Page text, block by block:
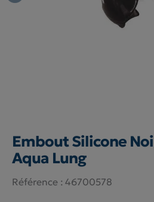
Embout Silicone
Aqua Lung
Référence : 46700578